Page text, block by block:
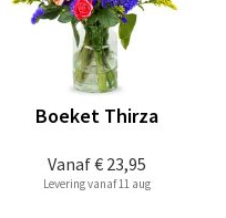
Vanaf€ 23,95
Boeket Thirza
Levering vanaf 11 aug